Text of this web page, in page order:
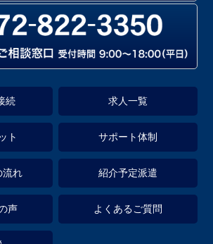
続 求人一覧
ト サポート体制
流れ 紹介予定派遣
声 よくあるご質問